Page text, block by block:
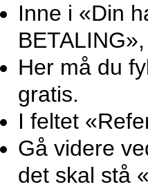
Inne i «Din
Her må du
gratis.
I feltet
Gå videre
det skal stå